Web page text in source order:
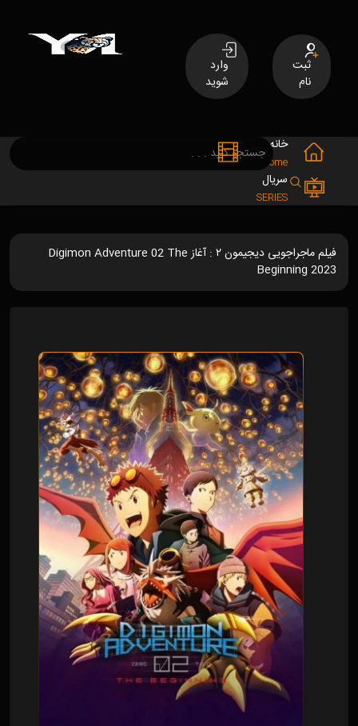
ثبت
نام
وارد
شوید
خانه
Home
سریال
SERIES
فیلم ماجراجویی دیجیمون ۲ : آغاز Digimon Adventure 02 The
Beginning 2023